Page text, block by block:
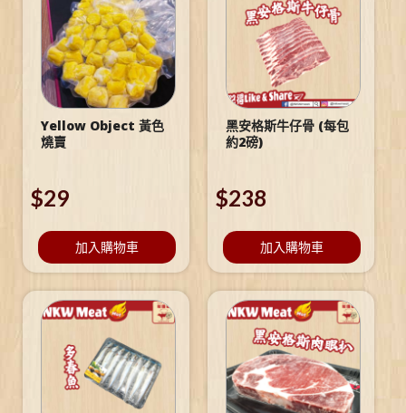
Yellow Object 黃色
燒賣
$29
加入購物車
黑安格斯牛仔骨 (每包
約2磅)
$238
加入購物車